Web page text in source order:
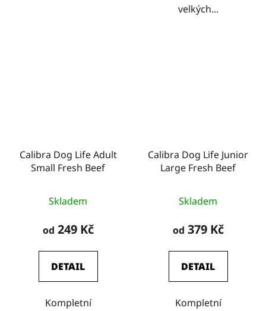
velkých...
Calibra Dog Life Adult
Small Fresh Beef
Skladem
od 249 Kč
DETAIL
Kompletní
Calibra Dog Life Junior
Large Fresh Beef
Skladem
od 379 Kč
DETAIL
Kompletní